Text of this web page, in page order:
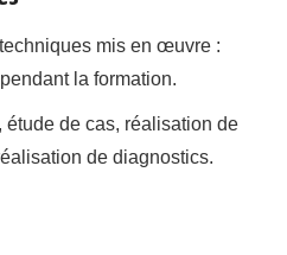
mis en œuvre :
la formation.
de cas, réalisation de
de diagnostics.